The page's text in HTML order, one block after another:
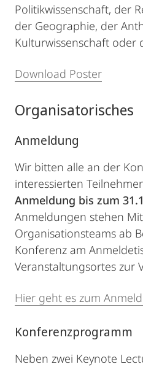
Politikwissenschaft, der
der Geographie, der
Kulturwissenschaft oder
Download Poster
Organisatorisches
Anmeldung
Wir bitten alle an der
interessierten
Anmeldung bis zum
Anmeldungen stehen
Organisationsteams ab
Konferenz am
Veranstaltungsortes zur
Hier geht es zum
Konferenzprogramm
Neben zwei Keynote